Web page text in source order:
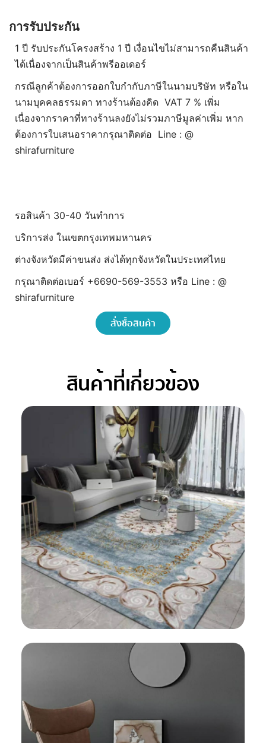
การรับประกัน
1 ปี รับประกันโครงสร้าง 1 ปี เงื่อนไขไม่สามารถคืนสินค้า
ได้เนื่องจากเป็นสินค้าพรีออเดอร์
กรณีลูกค้าต้องการออกใบกำกับภาษีในนามบริษัท หรือใน
นามบุคคลธรรมดา ทางร้านต้องคิด VAT 7 % เพิ่ม
เนื่องจากราคาที่ทางร้านลงยังไม่รวมภาษีมูลค่าเพิ่ม หาก
ต้องการใบเสนอราคากรุณาติดต่อ Line : @
shirafurniture
รอสินค้า 30-40 วันทำการ
บริการส่ง ในเขตกรุงเทพมหานคร
ต่างจังหวัดมีค่าขนส่ง ส่งได้ทุกจังหวัดในประเทศไทย
กรุณาติดต่อเบอร์ +6690-569-3553 หรือ Line : @
shirafurniture
สั่งซื้อสินค้า
สินค้าที่เกี่ยวข้อง